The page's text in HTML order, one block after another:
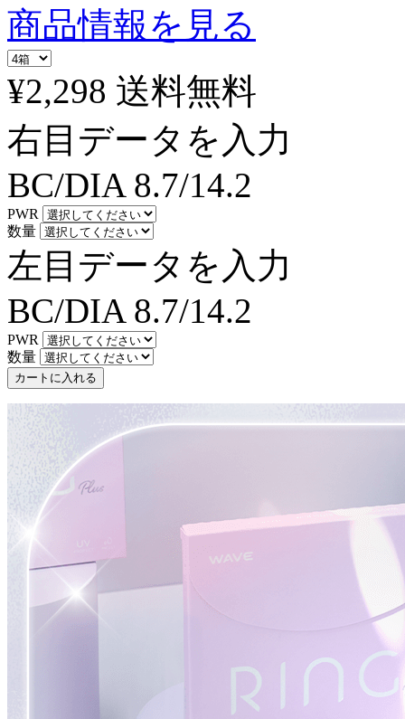
商品情報を見る
¥2,298 送料無料
右目データを入力
BC/DIA 8.7/14.2
PWR
数量
左目データを入力
BC/DIA 8.7/14.2
PWR
数量
カートに入れる